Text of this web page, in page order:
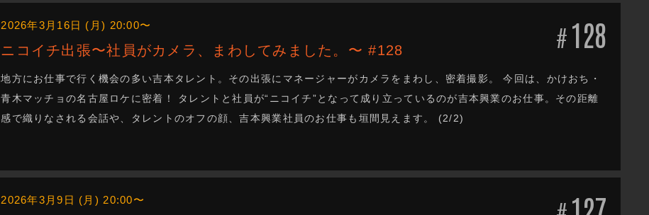
#128
2026年3月16日 (月) 20:00〜
ニコイチ出張〜社員がカメラ、まわしてみました。〜 #128
地方にお仕事で行く機会の多い吉本タレント。その出張にマネージャーがカメラをまわし、密着撮影。 今回は、かけおち・
青木マッチョの名古屋ロケに密着！ タレントと社員が“ニコイチ”となって成り立っているのが吉本興業のお仕事。その距離
感で織りなされる会話や、タレントのオフの顔、吉本興業社員のお仕事も垣間見えます。 (2/2)
2026年3月9日 (月) 20:00〜